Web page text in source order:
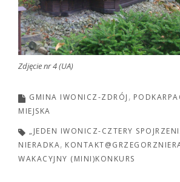
Zdjęcie nr 4 (UA)
GMINA IWONICZ-ZDRÓJ
MIEJSKA
„JEDEN IWONICZ-CZTERY
NIERADKA
WAKACYJNY (MINI)KONKURS